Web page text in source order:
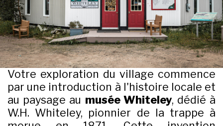
Votre exploration du village commence
par une introduction à l'histoire locale et
au paysage au musée Whiteley, dédié à
W.H. Whiteley, pionnier de la trappe à